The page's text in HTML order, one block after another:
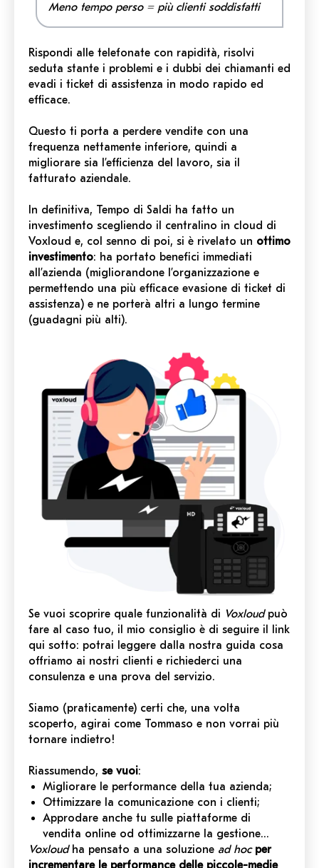
Meno tempo perso = più clienti soddisfatti
Rispondi alle telefonate con rapidità, risolvi
seduta stante i problemi e i dubbi dei chiamanti ed
evadi i ticket di assistenza in modo rapido ed
efficace.
Questo ti porta a perdere vendite con una
frequenza nettamente inferiore, quindi a
migliorare sia l’efficienza del lavoro, sia il
fatturato aziendale.
In definitiva, Tempo di Saldi ha fatto un
investimento scegliendo il centralino in cloud di
Voxloud e, col senno di poi, si è rivelato un ottimo
investimento: ha portato benefici immediati
all’azienda (migliorandone l’organizzazione e
permettendo una più efficace evasione di ticket di
assistenza) e ne porterà altri a lungo termine
(guadagni più alti).
Se vuoi scoprire quale funzionalità di Voxloudpuò
fare al caso tuo, il mio consiglio è di seguire il link
qui sotto: potrai leggere dalla nostra guida cosa
offriamo ai nostri clienti e richiederci una
consulenza e una prova del servizio.
Siamo (praticamente) certi che, una volta
scoperto, agirai come Tommaso e non vorrai più
tornare indietro!
Riassumendo, se vuoi:
Migliorare le performance della tua azienda;
Ottimizzare la comunicazione con i clienti;
Approdare anche tu sulle piattaforme di
vendita online od ottimizzarne la gestione…
Voxloudha pensato a una soluzione ad hoc per
incrementare le performance delle piccole-medie